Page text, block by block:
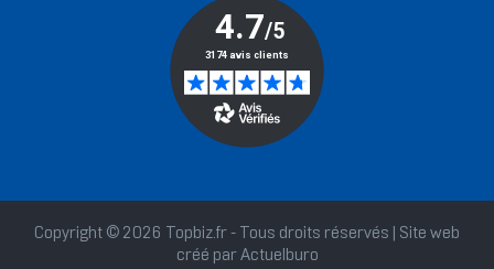
Copyright © 2026 Topbiz.fr - Tous droits réservés | Site web
créé par Actuelburo